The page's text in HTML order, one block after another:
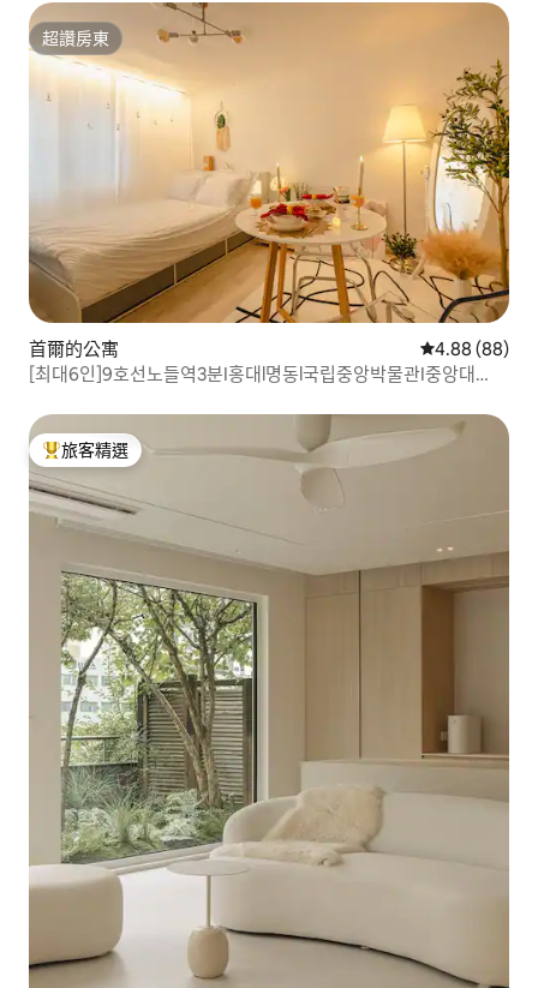
超讚房東
超讚房東
首爾的公寓 從 88 則評價
4.88 (88)
[최대6인]9호선노들역3분I홍대l명동l국립중앙박물관I중앙대
旅客精選榜首
旅客精選